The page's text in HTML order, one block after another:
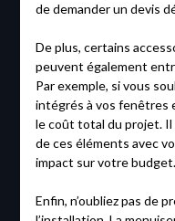
de demander un devis
De plus, certains
peuvent également
Par exemple, si vous
intégrés à vos fenêtres
le coût total du projet.
de ces éléments avec
impact sur votre budget.
Enfin, n’oubliez pas de